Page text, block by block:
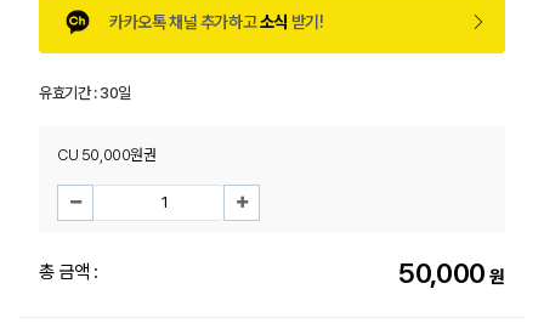
카카오톡 채널 추가하고소식 받기!
유효기간 :30일
CU 50,000원권
총 금액 : 50,000 원